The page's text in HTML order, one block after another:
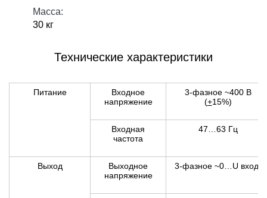
Масса:
30 кг
Технические характеристики
Питание
Входное
напряжение
3-фазное ~400 В
(+15%)
Входная
частота
47…63 Гц
Выход
Выходное
напряжение
3-фазное ~0…U вход.